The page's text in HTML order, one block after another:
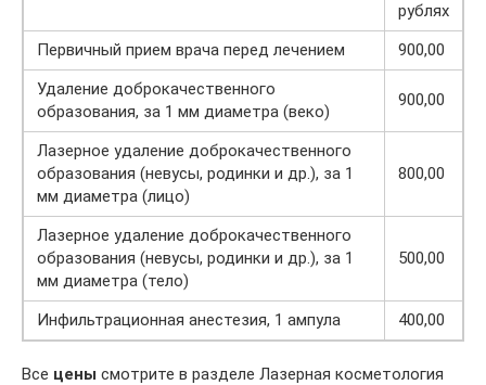
рублях
Первичный прием врача перед лечением
900,00
Удаление доброкачественного
образования, за 1 мм диаметра (веко)
900,00
Лазерное удаление доброкачественного
образования (невусы, родинки и др.), за 1
мм диаметра (лицо)
800,00
Лазерное удаление доброкачественного
образования (невусы, родинки и др.), за 1
мм диаметра (тело)
500,00
Инфильтрационная анестезия, 1 ампула 400,00
Все цены смотрите в разделе Лазерная косметология